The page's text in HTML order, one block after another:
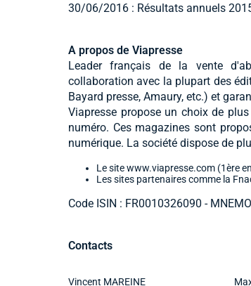
30/06/2016 : Résultats annuels
A propos de Viapresse
Leader français de la vente
collaboration avec la plupart des
Bayard presse, Amaury, etc.) et
Viapresse propose un choix de
numéro. Ces magazines sont
numérique. La société dispose de
Le site www.viapresse.com (1ère
Les sites partenaires comme la
Code ISIN : FR0010326090 -
Contacts
Vincent MAREINE